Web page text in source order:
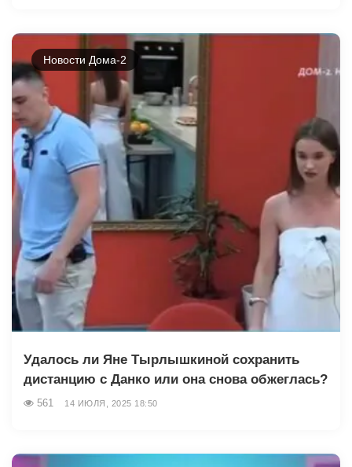
Новости Дома-2
Удалось ли Яне Тырлышкиной сохранить
дистанцию с Данко или она снова обжеглась?
561 14 ИЮЛЯ, 2025 18:50